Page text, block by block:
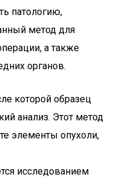
патологию,
метод для
а также
органов.
которой образец
анализ. Этот метод
элементы опухоли,
исследованием